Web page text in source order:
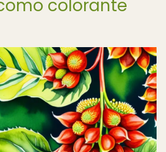
colorante